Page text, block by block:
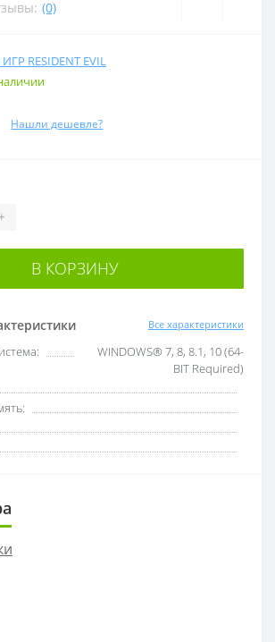
(0)
RESIDENT EVIL
Нашли дешевле?
Все характеристики
WINDOWS® 7, 8, 8.1, 10 (64-
BIT Required)
В КОРЗИНУ